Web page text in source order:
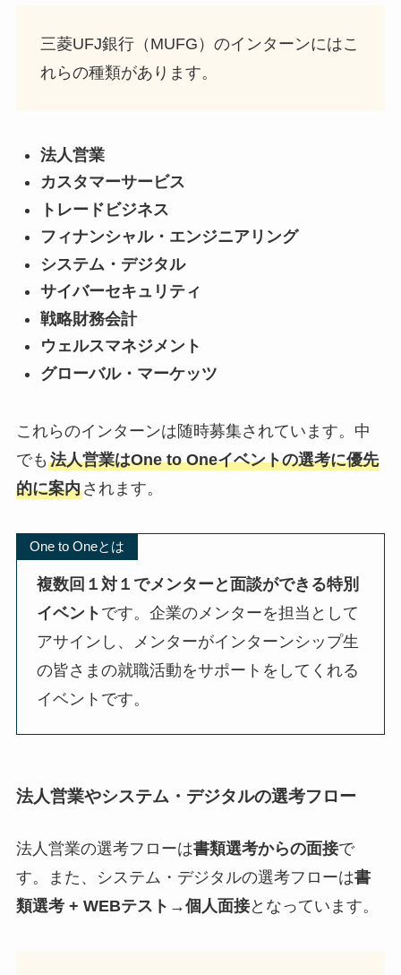
三菱UFJ銀行（MUFG）のインターンにはこ
れらの種類があります。
法人営業
カスタマーサービス
トレードビジネス
フィナンシャル・ エンジニアリング
システム・デジタル
サイバーセキュリティ
戦略財務会計
ウェルスマネジメント
グローバル・マーケッツ
これらのインターンは随時募集されています。中
でも 法人営業はOne to Oneイベントの選考に優先
的に案内されます。
One to Oneとは
複数回１対１でメンターと面談ができる特別
イベント です。企業のメンターを担当として
アサインし、メンターがインターンシップ生
の皆さまの就職活動をサポートをしてくれる
イベントです。
法人営業やシステム・デジタルの選考フロー
法人営業の選考フローは書類選考からの面接で
す。また、システム・デジタルの選考フローは書
類選考 + WEBテスト→個人面接となっています。